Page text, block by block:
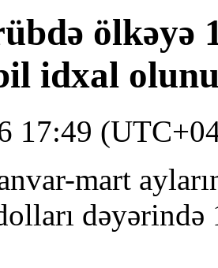
ölkəyə
idxal
17:49
mart